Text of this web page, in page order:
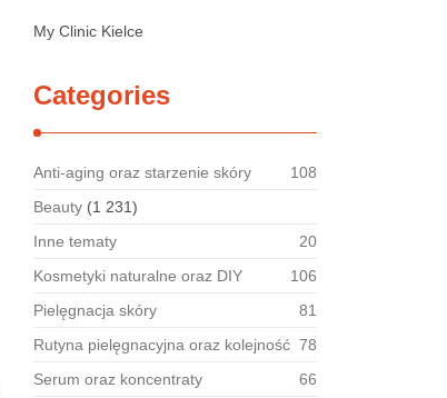
My Clinic Kielce
Categories
Anti-aging oraz starzenie skóry
108
Beauty (1 231)
Inne tematy
20
Kosmetyki naturalne oraz DIY
106
Pielęgnacja skóry
81
Rutyna pielęgnacyjna oraz kolejność 78
Serum oraz koncentraty
66